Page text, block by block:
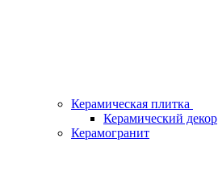
Керамическая плитка
Керамический декор
Керамогранит